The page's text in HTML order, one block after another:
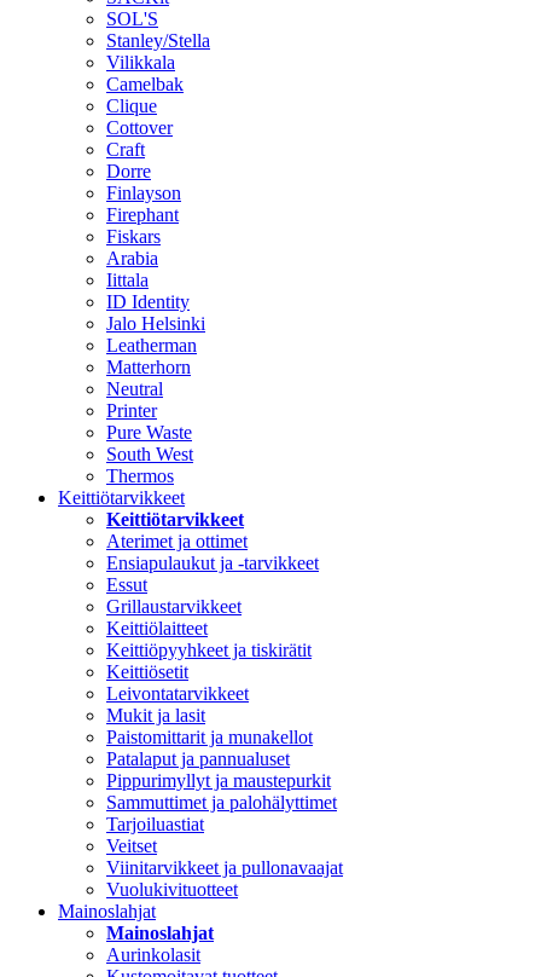
SOL'S
Stanley/Stella
Vilikkala
Camelbak
Clique
Cottover
Craft
Dorre
Finlayson
Firephant
Fiskars
Arabia
Iittala
ID Identity
Jalo Helsinki
Leatherman
Matterhorn
Neutral
Printer
Pure Waste
South West
Thermos
Keittiötarvikkeet
Keittiötarvikkeet
Aterimet ja ottimet
Ensiapulaukut ja -tarvikkeet
Essut
Grillaustarvikkeet
Keittiölaitteet
Keittiöpyyhkeet ja tiskirätit
Keittiösetit
Leivontatarvikkeet
Mukit ja lasit
Paistomittarit ja munakellot
Patalaput ja pannualuset
Pippurimyllyt ja maustepurkit
Sammuttimet ja palohälyttimet
Tarjoiluastiat
Veitset
Viinitarvikkeet ja pullonavaajat
Vuolukivituotteet
Mainoslahjat
Mainoslahjat
Aurinkolasit